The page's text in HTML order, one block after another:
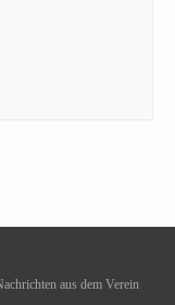
aus dem Verein